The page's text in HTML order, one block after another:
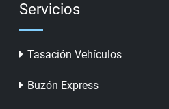
Servicios
Tasación Vehículos
Buzón Express